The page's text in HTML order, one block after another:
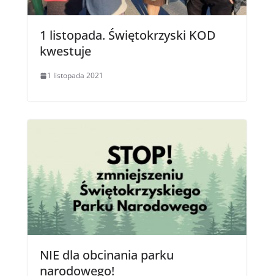
1 listopada. Świętokrzyski KOD
kwestuje
1 listopada 2021
NIE dla obcinania parku
narodowego!